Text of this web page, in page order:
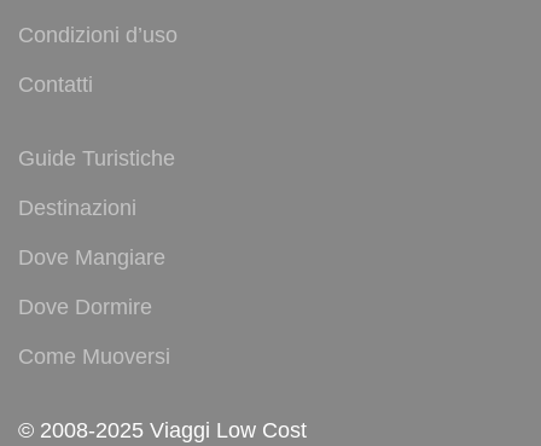
Condizioni d’uso
Contatti
Guide Turistiche
Destinazioni
Dove Mangiare
Dove Dormire
Come Muoversi
© 2008-2025 Viaggi Low Cost